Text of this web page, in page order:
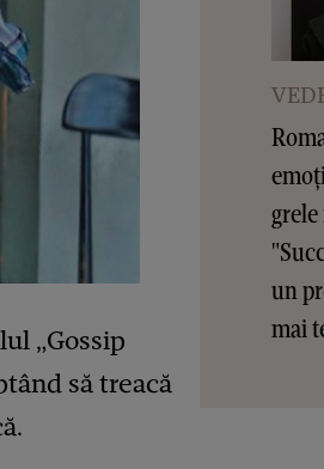
„Gossip
să treacă
un
mai